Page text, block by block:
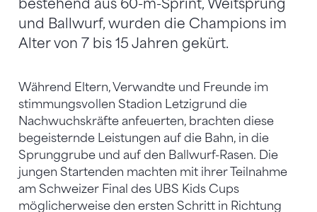
bestehend aus 60-m-Sprint, Weitsprung
und Ballwurf, wurden die Champions im
Alter von 7 bis 15 Jahren gekürt.
Während Eltern, Verwandte und Freunde im
stimmungsvollen Stadion Letzigrund die
Nachwuchskräfte anfeuerten, brachten diese
begeisternde Leistungen auf die Bahn, in die
Sprunggrube und auf den Ballwurf-Rasen. Die
jungen Startenden machten mit ihrer Teilnahme
am Schweizer Final des UBS Kids Cups
möglicherweise den ersten Schritt in Richtung